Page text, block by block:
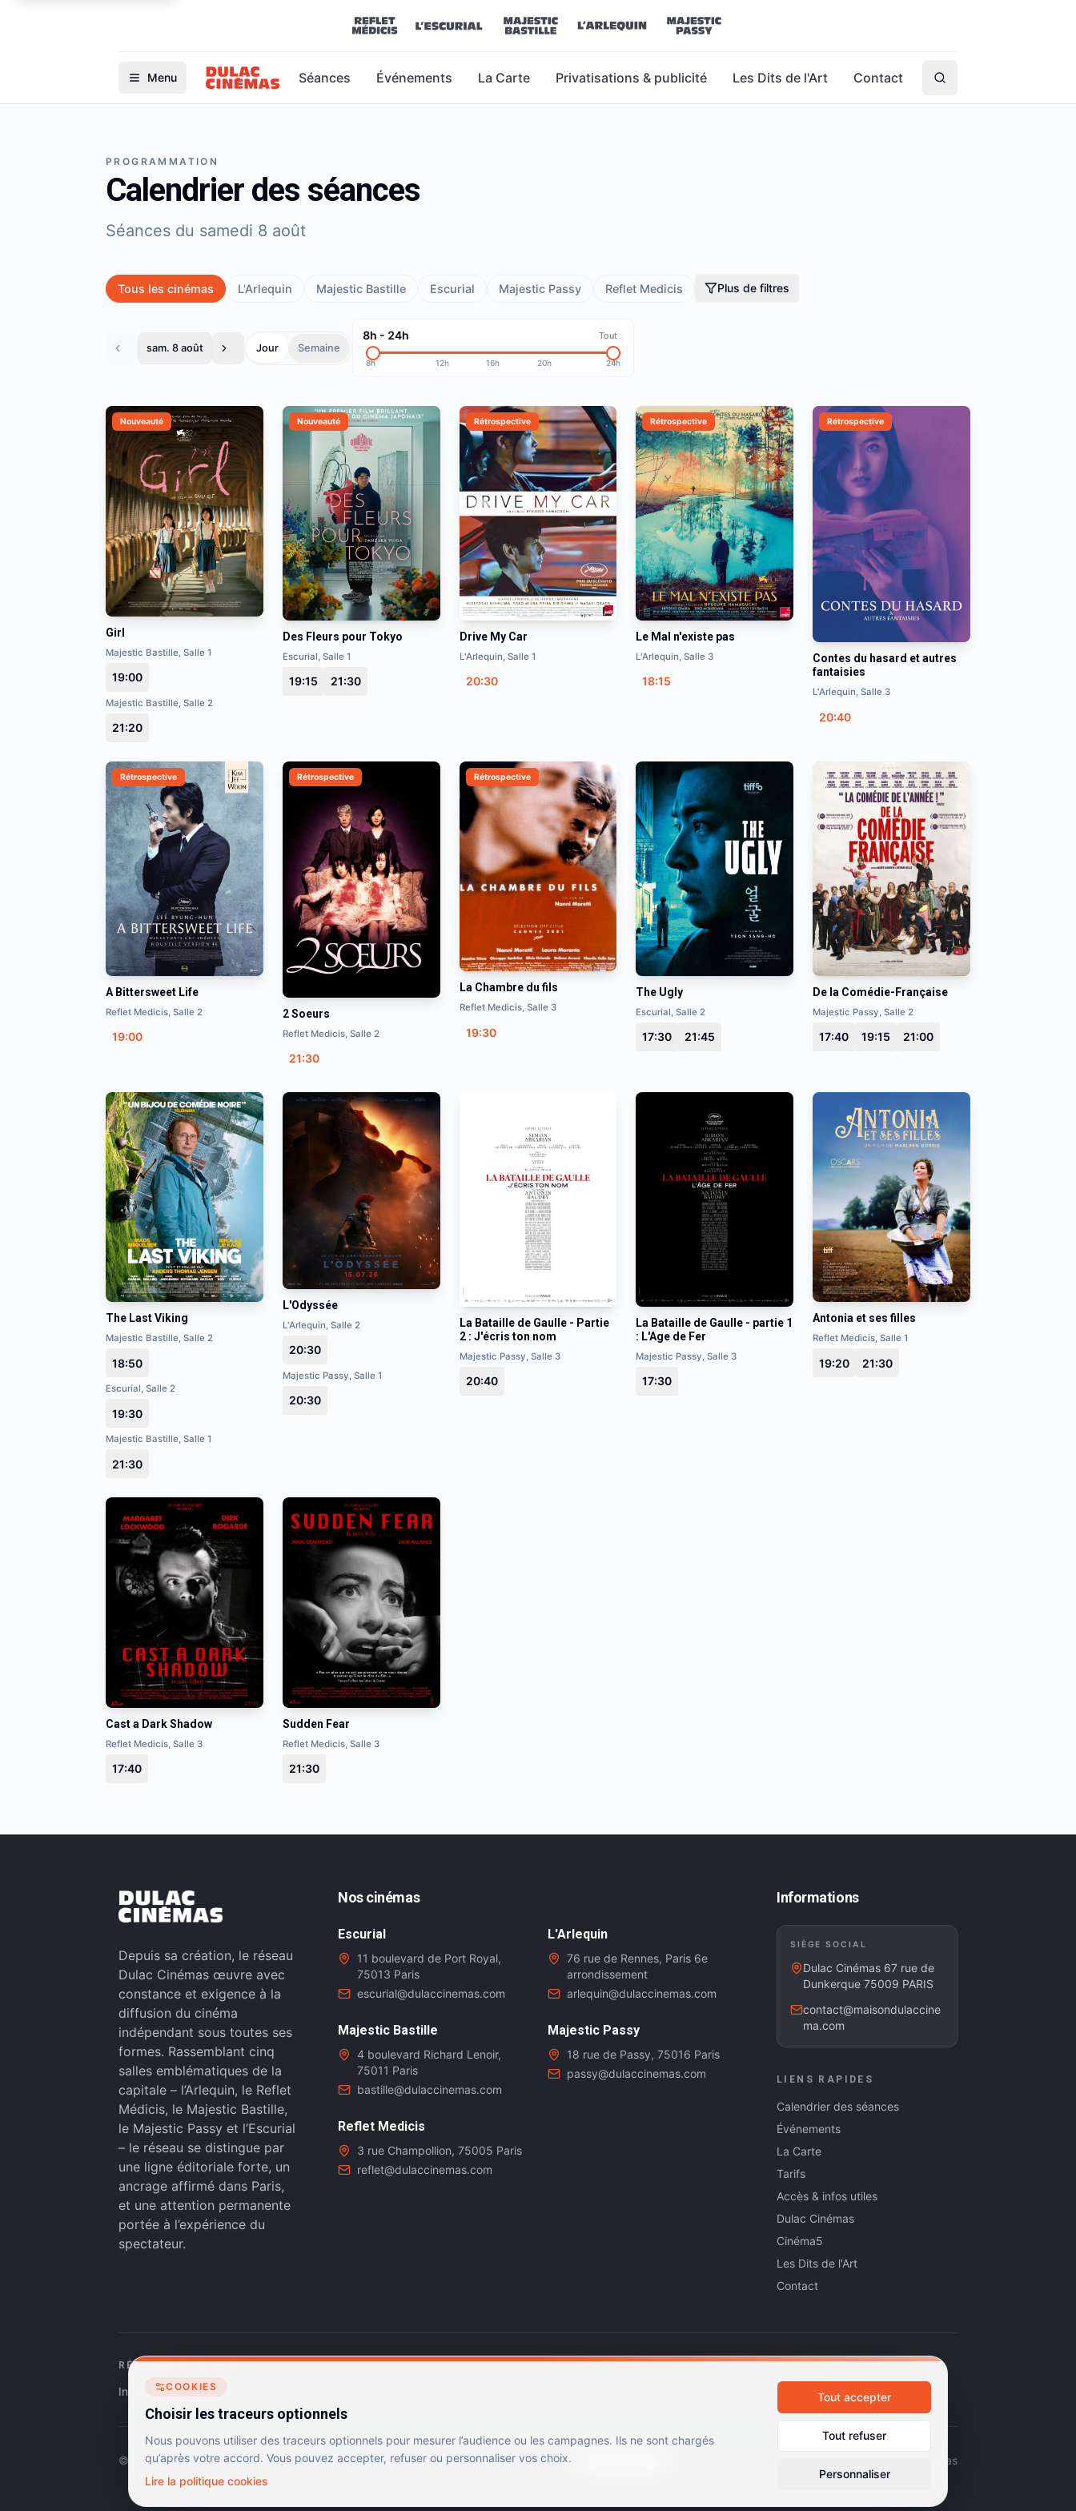
Menu Séances Événements La Carte Privatisations & publicité Les Dits de l'Art Contact
PROGRAMMATION
Calendrier des séances
Séances du samedi 8 août
sam. 8 août Jour Semaine
8h - 24h Tout
8h 12h 16h 20h 24h
Tous les cinémas L'Arlequin Majestic Bastille Escurial Majestic Passy Reflet Medicis Plus de filtres
Nouveauté
Girl
Majestic Bastille, Salle 1
19:00
Majestic Bastille, Salle 2
21:20
Nouveauté
Des Fleurs pour Tokyo
Escurial, Salle 1
19:15 21:30
Rétrospective
Drive My Car
L'Arlequin, Salle 1
20:30
Rétrospective
Le Mal n'existe pas
L'Arlequin, Salle 3
18:15
Rétrospective
Contes du hasard et autres
fantaisies
L'Arlequin, Salle 3
20:40
Rétrospective
A Bittersweet Life
Reflet Medicis, Salle 2
19:00
Rétrospective
2 Soeurs
Reflet Medicis, Salle 2
21:30
Rétrospective
La Chambre du fils
Reflet Medicis, Salle 3
19:30
The Ugly
Escurial, Salle 2
17:30 21:45
De la Comédie-Française
Majestic Passy, Salle 2
17:40 19:15 21:00
The Last Viking
Majestic Bastille, Salle 2
18:50
Escurial, Salle 2
19:30
Majestic Bastille, Salle 1
21:30
L'Odyssée
L'Arlequin, Salle 2
20:30
Majestic Passy, Salle 1
20:30
La Bataille de Gaulle - Partie
2 : J'écris ton nom
Majestic Passy, Salle 3
20:40
La Bataille de Gaulle - partie 1
: L'Age de Fer
Majestic Passy, Salle 3
17:30
Antonia et ses filles
Reflet Medicis, Salle 1
19:20 21:30
Cast a Dark Shadow
Reflet Medicis, Salle 3
17:40
Sudden Fear
Reflet Medicis, Salle 3
21:30
Depuis sa création, le réseau
Dulac Cinémas œuvre avec
constance et exigence à la
diffusion du cinéma
indépendant sous toutes ses
formes. Rassemblant cinq
salles emblématiques de la
capitale – l’Arlequin, le Reflet
Médicis, le Majestic Bastille,
le Majestic Passy et l’Escurial
– le réseau se distingue par
une ligne éditoriale forte, un
ancrage affirmé dans Paris,
et une attention permanente
portée à l’expérience du
spectateur.
Nos cinémas
Escurial
11 boulevard de Port Royal,
75013 Paris
escurial@dulaccinemas.com
L'Arlequin
76 rue de Rennes, Paris 6e
arrondissement
arlequin@dulaccinemas.com
Majestic Bastille
4 boulevard Richard Lenoir,
75011 Paris
bastille@dulaccinemas.com
Majestic Passy
18 rue de Passy, 75016 Paris
passy@dulaccinemas.com
Reflet Medicis
3 rue Champollion, 75005 Paris
reflet@dulaccinemas.com
Informations
SIÈGE SOCIAL
Dulac Cinémas 67 rue de
Dunkerque 75009 PARIS
contact@maisondulaccine
ma.com
LIENS RAPIDES
Calendrier des séances
Événements
La Carte
Tarifs
Accès & infos utiles
Dulac Cinémas
Cinéma5
Les Dits de l'Art
Contact
RÉSEAUX SOCIAUX
Instagram Facebook
© 2026Dulac Cinémas. Tous droits réservés. Mentions légalesConfidentialité Cookies Cinémas d'art et d'essai · Labels Europa Cinemas
COOKIES
Choisir les traceurs optionnels
Nous pouvons utiliser des traceurs optionnels pour mesurer l’audience ou les campagnes. Ils ne sont chargés
qu’après votre accord. Vous pouvez accepter, refuser ou personnaliser vos choix.
Lire la politique cookies
Tout accepter
Tout refuser
Personnaliser